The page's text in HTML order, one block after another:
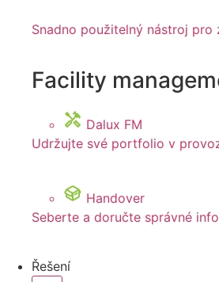
Snadno použitelný nástroj pro
Facility
Dalux FM
Udržujte své portfolio v
Handover
Seberte a doručte správné
Řešení